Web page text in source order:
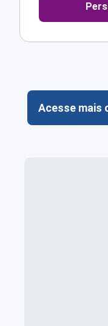
Acesse mais